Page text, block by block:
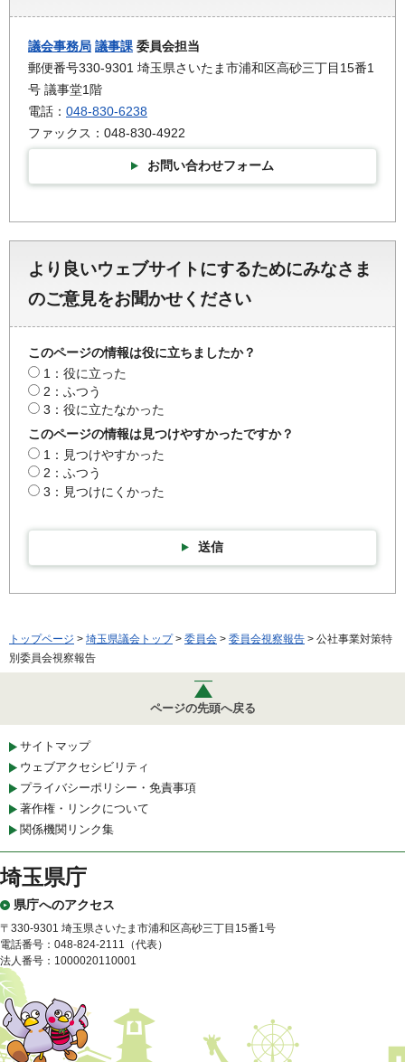
議会事務局 議事課 委員会担当
郵便番号330-9301 埼玉県さいたま市浦和区高砂三丁目15番1
号 議事堂1階
電話： 048-830-6238
ファックス：048-830-4922
お問い合わせフォーム
より良いウェブサイトにするためにみなさま
のご意見をお聞かせください
このページの情報は役に立ちましたか？
1：役に立った
2：ふつう
3：役に立たなかった
このページの情報は見つけやすかったですか？
1：見つけやすかった
2：ふつう
3：見つけにくかった
送信
トップページ > 埼玉県議会トップ> 委員会 > 委員会視察報告 > 公社事業対策特
別委員会視察報告
ページの先頭へ戻る
サイトマップ
ウェブアクセシビリティ
プライバシーポリシー・免責事項
著作権・リンクについて
関係機関リンク集
埼玉県庁
県庁へのアクセス
〒330-9301 埼玉県さいたま市浦和区高砂三丁目15番1号
電話番号：048-824-2111（代表）
法人番号：1000020110001